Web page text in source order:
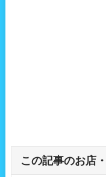
この記事のお店